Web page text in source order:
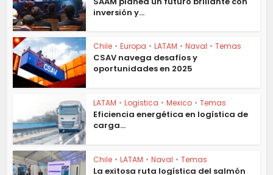
inversión y...
Chile • Europa • LATAM • Naval • Temas
CSAV navega desafíos y
oportunidades en 2025
LATAM • Logistica • Mexico • Temas
Eficiencia energética en logística de
carga...
Chile • LATAM • Naval • Temas
La exitosa ruta logística del salmón